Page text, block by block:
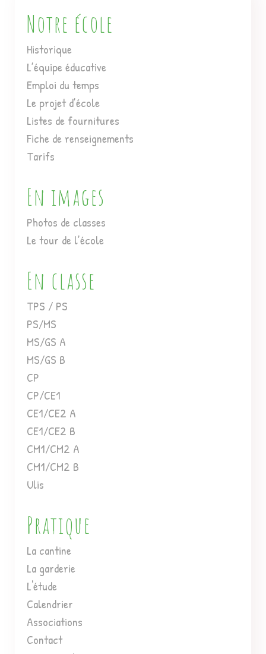
Notre école
Historique
L’équipe éducative
Emploi du temps
Le projet d’école
Listes de fournitures
Fiche de renseignements
Tarifs
En images
Photos de classes
Le tour de l’école
En classe
TPS / PS
PS/MS
MS/GS A
MS/GS B
CP
CP/CE1
CE1/CE2 A
CE1/CE2 B
CM1/CM2 A
CM1/CM2 B
Ulis
Pratique
La cantine
La garderie
L'étude
Calendrier
Associations
Contact